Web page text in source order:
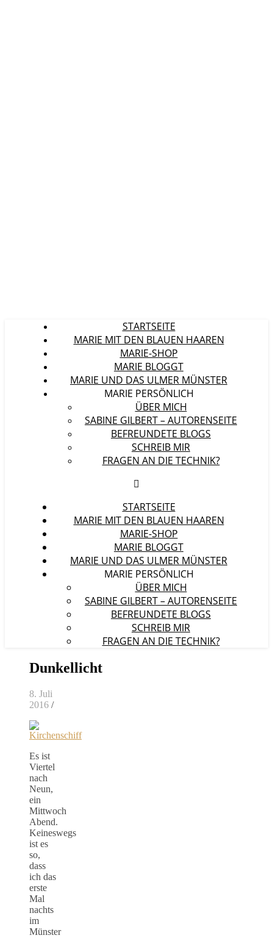
STARTSEITE
MARIE MIT DEN BLAUEN HAAREN
MARIE-SHOP
MARIE BLOGGT
MARIE UND DAS ULMER MÜNSTER
MARIE PERSÖNLICH
ÜBER MICH
SABINE GILBERT – AUTORENSEITE
BEFREUNDETE BLOGS
SCHREIB MIR
FRAGEN AN DIE TECHNIK?
STARTSEITE
MARIE MIT DEN BLAUEN HAAREN
MARIE-SHOP
MARIE BLOGGT
MARIE UND DAS ULMER MÜNSTER
MARIE PERSÖNLICH
ÜBER MICH
SABINE GILBERT – AUTORENSEITE
BEFREUNDETE BLOGS
SCHREIB MIR
FRAGEN AN DIE TECHNIK?
Dunkellicht
8. Juli
2016 /
Es ist
Viertel
nach
Neun,
ein
Mittwoch
Abend.
Keineswegs
ist es
so,
dass
ich das
erste
Mal
nachts
im
Münster